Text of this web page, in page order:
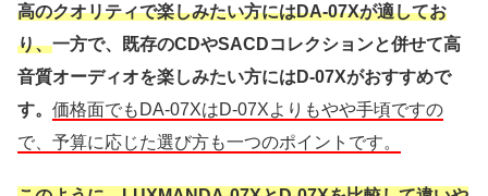
高のクオリティで楽しみたい方にはDA-07Xが適してお
り、一方で、既存のCDやSACDコレクションと併せて高
音質オーディオを楽しみたい方にはD-07Xがおすすめで
す。 価格面でもDA-07XはD-07Xよりもやや手頃ですの
で、予算に応じた選び方も一つのポイントです。